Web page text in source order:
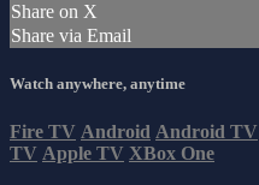
Share on X
Share via Email
Watch anywhere, anytime
Fire TV Android Android TV
TV Apple TV XBox One